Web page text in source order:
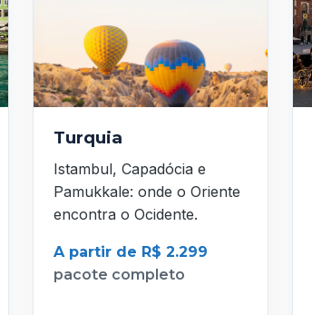
Turquia
Istambul, Capadócia e
Pamukkale: onde o Oriente
encontra o Ocidente.
A partir de R$ 2.299
pacote completo